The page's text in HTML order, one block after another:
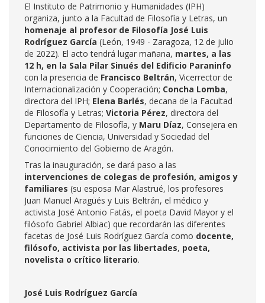
El Instituto de Patrimonio y Humanidades (IPH)
organiza, junto a la Facultad de Filosofía y Letras, un
homenaje al profesor de Filosofía José Luis
Rodríguez García (León, 1949 - Zaragoza, 12 de julio
de 2022). El acto tendrá lugar mañana, martes, a las
12 h, en la Sala Pilar Sinués del Edificio Paraninfo
con la presencia de Francisco Beltrán, Vicerrector de
Internacionalización y Cooperación; Concha Lomba,
directora del IPH; Elena Barlés, decana de la Facultad
de Filosofía y Letras; Victoria Pérez, directora del
Departamento de Filosofía, y Maru Díaz, Consejera en
funciones de Ciencia, Universidad y Sociedad del
Conocimiento del Gobierno de Aragón.
Tras la inauguración, se dará paso a las
intervenciones de colegas de profesión, amigos y
familiares (su esposa Mar Alastrué, los profesores
Juan Manuel Aragüés y Luis Beltrán, el médico y
activista José Antonio Fatás, el poeta David Mayor y el
filósofo Gabriel Albiac) que recordarán las diferentes
facetas de José Luis Rodríguez García como docente,
filósofo, activista por las libertades, poeta,
novelista o crítico literario.
José Luis Rodríguez García